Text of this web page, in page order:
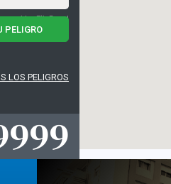
by FilePond
ENVIAR TU PELIGRO
LOS PELIGROS